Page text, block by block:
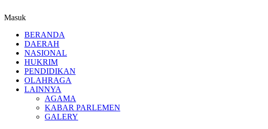
Masuk
BERANDA
DAERAH
NASIONAL
HUKRIM
PENDIDIKAN
OLAHRAGA
LAINNYA
AGAMA
KABAR PARLEMEN
GALERY